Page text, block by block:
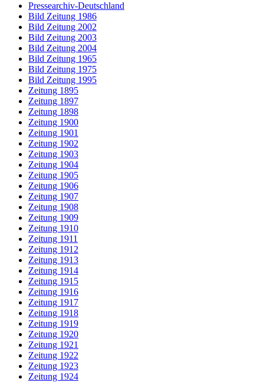
Pressearchiv-Deutschland
Bild Zeitung 1986
Bild Zeitung 2002
Bild Zeitung 2003
Bild Zeitung 2004
Bild Zeitung 1965
Bild Zeitung 1975
Bild Zeitung 1995
Zeitung 1895
Zeitung 1897
Zeitung 1898
Zeitung 1900
Zeitung 1901
Zeitung 1902
Zeitung 1903
Zeitung 1904
Zeitung 1905
Zeitung 1906
Zeitung 1907
Zeitung 1908
Zeitung 1909
Zeitung 1910
Zeitung 1911
Zeitung 1912
Zeitung 1913
Zeitung 1914
Zeitung 1915
Zeitung 1916
Zeitung 1917
Zeitung 1918
Zeitung 1919
Zeitung 1920
Zeitung 1921
Zeitung 1922
Zeitung 1923
Zeitung 1924